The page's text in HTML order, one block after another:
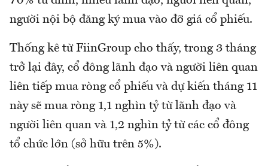
người nội bộ đăng ký mua vào đỡ giá cổ phiếu.
Thống kê từ FiinGroup cho thấy, trong 3 tháng
trở lại đây, cổ đông lãnh đạo và người liên quan
liên tiếp mua ròng cổ phiếu và dự kiến tháng 11
này sẽ mua ròng 1,1 nghìn tỷ từ lãnh đạo và
người liên quan và 1,2 nghìn tỷ từ các cổ đông
tổ chức lớn (sở hữu trên 5%).